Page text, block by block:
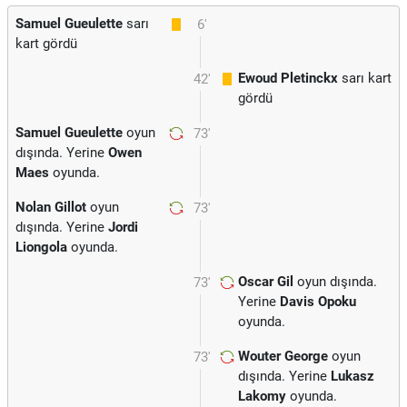
6'
Samuel Gueulette sarı
kart gördü
42' Ewoud Pletinckx sarı kart
gördü
73'
Samuel Gueulette oyun
dışında. Yerine Owen
Maes oyunda.
73'
Nolan Gillot oyun
dışında. Yerine Jordi
Liongola oyunda.
73' Oscar Gil oyun dışında.
Yerine Davis Opoku
oyunda.
73' Wouter George oyun
dışında. Yerine Lukasz
Lakomy oyunda.